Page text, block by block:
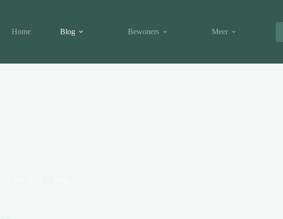
Home Blog Bewoners Meer